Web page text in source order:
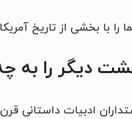
آمریکا در قرن ۲۰ میلادی و شخصیت‌های گوناگون و تازه
دیگر را به
قرن ۲۰ آمریکا و قالب رمان تاریخی - مذهبی پیشنهاد می‌کنیم.